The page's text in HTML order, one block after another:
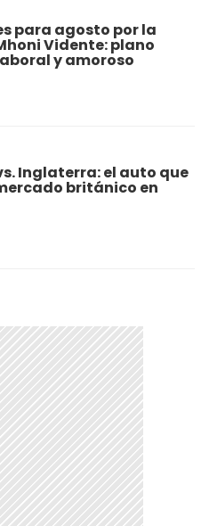
para agosto por la
Vidente: plano
y amoroso
Inglaterra: el auto que
británico en